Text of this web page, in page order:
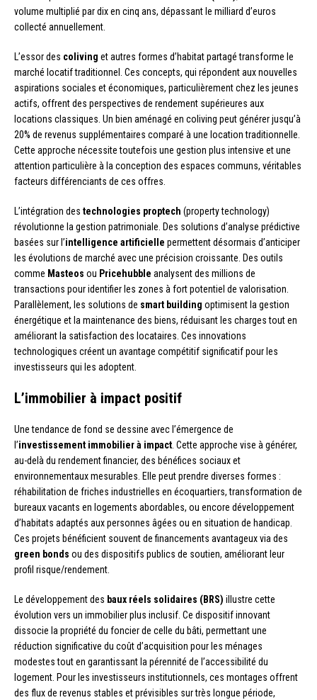
volume multiplié par dix en cinq ans, dépassant le milliard d’euros
collecté annuellement.
L’essor des coliving et autres formes d’habitat partagé transforme le
marché locatif traditionnel. Ces concepts, qui répondent aux nouvelles
aspirations sociales et économiques, particulièrement chez les jeunes
actifs, offrent des perspectives de rendement supérieures aux
locations classiques. Un bien aménagé en coliving peut générer jusqu’à
20% de revenus supplémentaires comparé à une location traditionnelle.
Cette approche nécessite toutefois une gestion plus intensive et une
attention particulière à la conception des espaces communs, véritables
facteurs différenciants de ces offres.
L’intégration des technologies proptech (property technology)
révolutionne la gestion patrimoniale. Des solutions d’analyse prédictive
basées sur l’intelligence artificielle permettent désormais d’anticiper
les évolutions de marché avec une précision croissante. Des outils
comme Masteos ou Pricehubble analysent des millions de
transactions pour identifier les zones à fort potentiel de valorisation.
Parallèlement, les solutions de smart building optimisent la gestion
énergétique et la maintenance des biens, réduisant les charges tout en
améliorant la satisfaction des locataires. Ces innovations
technologiques créent un avantage compétitif significatif pour les
investisseurs qui les adoptent.
L’immobilier à impact positif
Une tendance de fond se dessine avec l’émergence de
l’investissement immobilier à impact. Cette approche vise à générer,
au-delà du rendement financier, des bénéfices sociaux et
environnementaux mesurables. Elle peut prendre diverses formes :
réhabilitation de friches industrielles en écoquartiers, transformation de
bureaux vacants en logements abordables, ou encore développement
d’habitats adaptés aux personnes âgées ou en situation de handicap.
Ces projets bénéficient souvent de financements avantageux via des
green bonds ou des dispositifs publics de soutien, améliorant leur
profil risque/rendement.
Le développement des baux réels solidaires (BRS) illustre cette
évolution vers un immobilier plus inclusif. Ce dispositif innovant
dissocie la propriété du foncier de celle du bâti, permettant une
réduction significative du coût d’acquisition pour les ménages
modestes tout en garantissant la pérennité de l’accessibilité du
logement. Pour les investisseurs institutionnels, ces montages offrent
des flux de revenus stables et prévisibles sur très longue période,